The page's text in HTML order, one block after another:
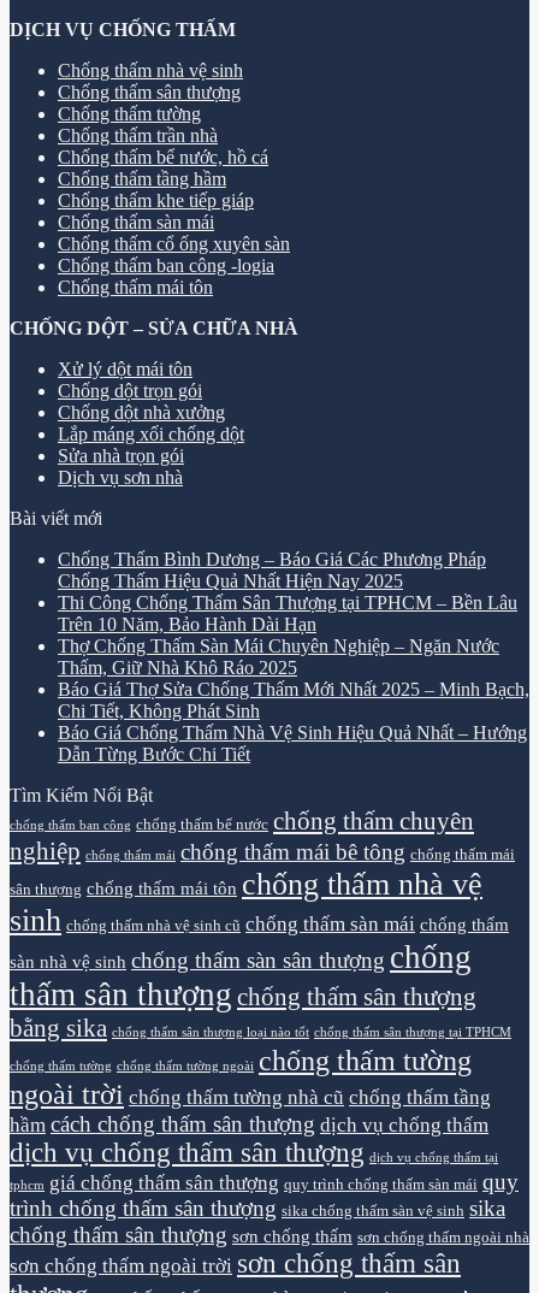
DỊCH VỤ CHỐNG THẤM
Chống thấm nhà vệ sinh
Chống thấm sân thượng
Chống thấm tường
Chống thấm trần nhà
Chống thấm bể nước, hồ cá
Chống thấm tầng hầm
Chống thấm khe tiếp giáp
Chống thấm sàn mái
Chống thấm cổ ống xuyên sàn
Chống thấm ban công -logia
Chống thấm mái tôn
CHỐNG DỘT – SỬA CHỮA NHÀ
Xử lý dột mái tôn
Chống dột trọn gói
Chống dột nhà xưởng
Lắp máng xối chống dột
Sửa nhà trọn gói
Dịch vụ sơn nhà
Bài viết mới
Chống Thấm Bình Dương – Báo Giá Các Phương Pháp
Chống Thấm Hiệu Quả Nhất Hiện Nay 2025
Thi Công Chống Thấm Sân Thượng tại TPHCM – Bền Lâu
Trên 10 Năm, Bảo Hành Dài Hạn
Thợ Chống Thấm Sàn Mái Chuyên Nghiệp – Ngăn Nước
Thấm, Giữ Nhà Khô Ráo 2025
Báo Giá Thợ Sửa Chống Thấm Mới Nhất 2025 – Minh Bạch,
Chi Tiết, Không Phát Sinh
Báo Giá Chống Thấm Nhà Vệ Sinh Hiệu Quả Nhất – Hướng
Dẫn Từng Bước Chi Tiết
Tìm Kiếm Nổi Bật
chống thấm ban công chống thấm bể nước chống thấm chuyên
nghiệp chống thấm mái chống thấm mái bê tông chống thấm mái
sân thượng chống thấm mái tôn chống thấm nhà vệ
sinh chống thấm nhà vệ sinh cũ chống thấm sàn mái chống thấm
sàn nhà vệ sinh chống thấm sàn sân thượng chống
thấm sân thượng chống thấm sân thượng
bằng sika chống thấm sân thượng loại nào tốt chống thấm sân thượng tại TPHCM
chống thấm tường chống thấm tường ngoài chống thấm tường
ngoài trời chống thấm tường nhà cũ chống thấm tầng
hầm cách chống thấm sân thượng dịch vụ chống thấm
dịch vụ chống thấm sân thượng dịch vụ chống thấm tại
tphcm giá chống thấm sân thượng quy trình chống thấm sàn mái quy
trình chống thấm sân thượng sika chống thấm sàn vệ sinh sika
chống thấm sân thượng sơn chống thấm sơn chống thấm ngoài nhà
sơn chống thấm ngoài trời sơn chống thấm sân